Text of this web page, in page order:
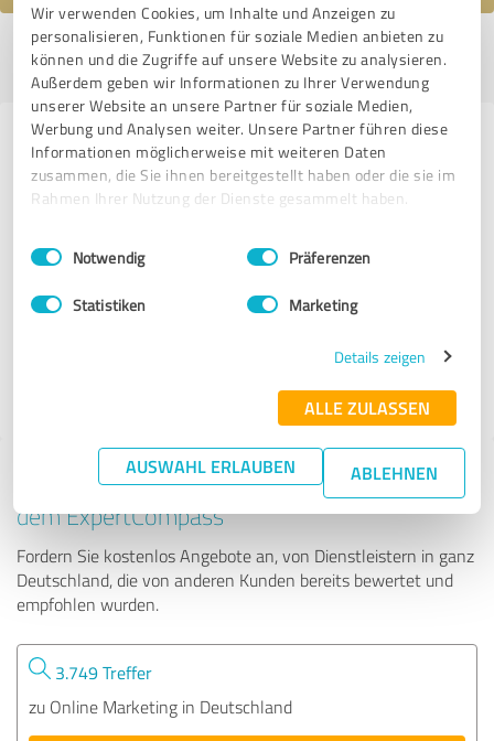
Wir verwenden Cookies, um Inhalte und Anzeigen zu
personalisieren, Funktionen für soziale Medien anbieten zu
können und die Zugriffe auf unsere Website zu analysieren.
Außerdem geben wir Informationen zu Ihrer Verwendung
unserer Website an unsere Partner für soziale Medien,
Werbung und Analysen weiter. Unsere Partner führen diese
Informationen möglicherweise mit weiteren Daten
zusammen, die Sie ihnen bereitgestellt haben oder die sie im
Rahmen Ihrer Nutzung der Dienste gesammelt haben.
Impressum Datenschutzbestimmungen
Einwilligungsauswahl
Notwendig Präferenzen
Statistiken Marketing
Details zeigen
ALLE ZULASSEN
AUSWAHL ERLAUBEN ABLEHNEN
Profil aktiv seit 22.04.2018 | Letzte Aktualisierung: 07.10.2025
melden
Erfahrungen zu weiteren
Anbietern aus dem Bereich Online
Marketing
Digitalheldinnen
Tipp: Die passenden Experten finden - mit
dem ExpertCompass
Fordern Sie kostenlos Angebote an, von Dienstleistern in ganz
Deutschland, die von anderen Kunden bereits bewertet und
empfohlen wurden.
3.749 Treffer
zu Online Marketing in Deutschland